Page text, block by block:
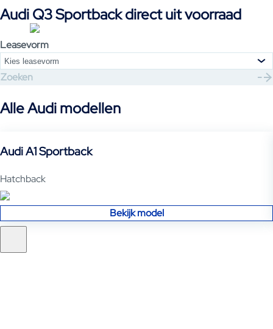
geweldige auto te ervaren.
Audi Q3 Sportback direct uit voorraad
Leasevorm
Kies leasevorm
Zoeken
Alle Audi modellen
Audi A1 Sportback
Hatchback
Bekijk model